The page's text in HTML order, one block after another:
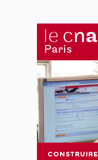
CONSTRUIRE